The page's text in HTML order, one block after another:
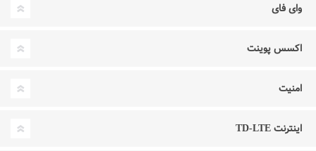
وای فای
اکسس پوینت
امنیت
اینترنت TD-LTE